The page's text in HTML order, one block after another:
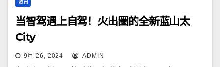
资讯
当智驾遇上自驾！火出圈的全新蓝山太
City
9月 26, 2024 ADMIN